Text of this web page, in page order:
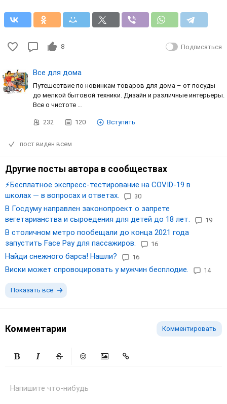
8 Подписаться
Все для дома
Путешествие по новинкам товаров для дома – от посуды
до мелкой бытовой техники. Дизайн и различные интерьеры.
Все о чистоте …
232 120 Вступить
пост виден всем
Другие посты автора в сообществах
⚡️Бесплатное экспресс-тестирование на COVID-19 в
школах — в вопросах и ответах.
30
В Госдуму направлен законопроект о запрете
вегетарианства и сыроедения для детей до 18 лет.
19
В столичном метро пообещали до конца 2021 года
запустить Face Pay для пассажиров.
16
Найди снежного барса! Нашли? 16
Виски может спровоцировать у мужчин бесплодие. 14
Показать все
Комментарии Комментировать
Напишите что-нибудь